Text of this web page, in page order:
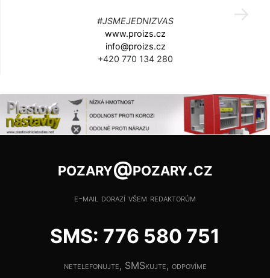
#JSMEJEDNIZVAS
www.proizs.cz
info@proizs.cz
+420 770 134 280
pozary@pozary.cz
e-mail dorazí všem redaktorům
SMS: 776 580 751
netelefonujte, SMSkujte, odpovíme